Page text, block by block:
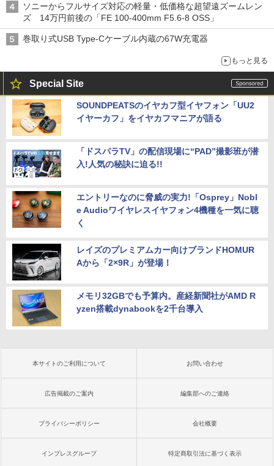
ソニーからフルサイズ対応の軽量・低価格な超望遠ズームレン
ズ 14万円前後の「FE 100-400mm F5.6-8 OSS」
巻取り式USB Type-Cケーブル内蔵の67W充電器
もっと見る
Special Site
SOUNDPEATSのイヤカフ型イヤフォン「UU2
イヤーカフ」をイヤカフマニアが語る
「ドスパラTV」の配信現場に“PAD”撮影班が潜
入!人気の秘訣に迫る!!
エントリーなのに脅威の実力!「Osprey」Nobl
e Audioワイヤレスイヤフォン4機種を一気に聴
く
レイズのプレミアムカー向けブランドHOMUR
Aから「2×9R」が登場！
メモリ32GBでも予算内。産経新聞社がAMD R
yzen搭載dynabookを2千台導入
本サイトのご利用について お問い合わせ
広告掲載のご案内 編集部へのご連絡
プライバシーポリシー 会社概要
インプレスグループ 特定商取引法に基づく表示